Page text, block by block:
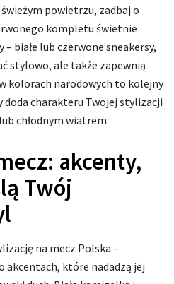
powietrzu, zadbaj o
kompletu świetnie
białe lub czerwone sneakersy,
stylowo, ale także zapewnią
kolorach narodowych to kolejny
charakteru Twojej stylizacji
chłodnym wiatrem.
akcenty,
Twój
na mecz Polska –
akcentach, które nadadzą jej